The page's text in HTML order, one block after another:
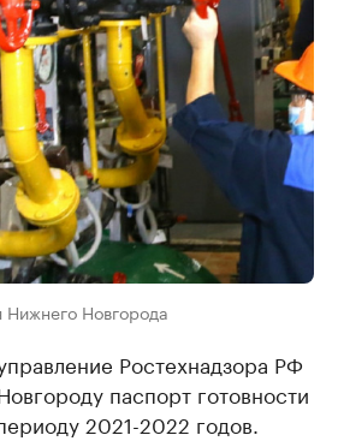
Новгорода
Ростехнадзора РФ
паспорт готовности
2021-2022 годов.